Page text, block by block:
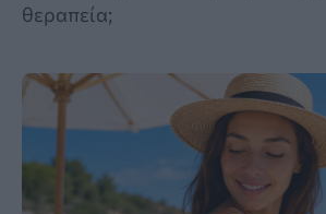
θεραπεία;